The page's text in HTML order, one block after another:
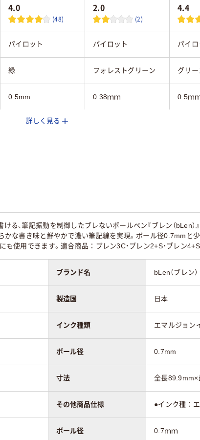
4.0
(48)
2.0
(2)
4.4
パイロット パイロット パイロ
緑 フォレストグリーン グリー
0.5mm 0.38ｍｍ 0.5ｍ
詳しく見る
、筆記振動を制御したブレないボールペン『ブレン（bLen）
かな書き味と鮮やかで濃い筆記線を実現。ボール径0.7mmと
も使用できます。適合商品：ブレン3C・ブレン2+S・ブレン4+S
ブランド名 bLen（ブレン）
製造国 日本
インク種類 エマルジョン
ボール径 0.7mm
寸法 全長89.9mm×
その他商品仕様 ●インク種：
ボール径 0.7ｍｍ